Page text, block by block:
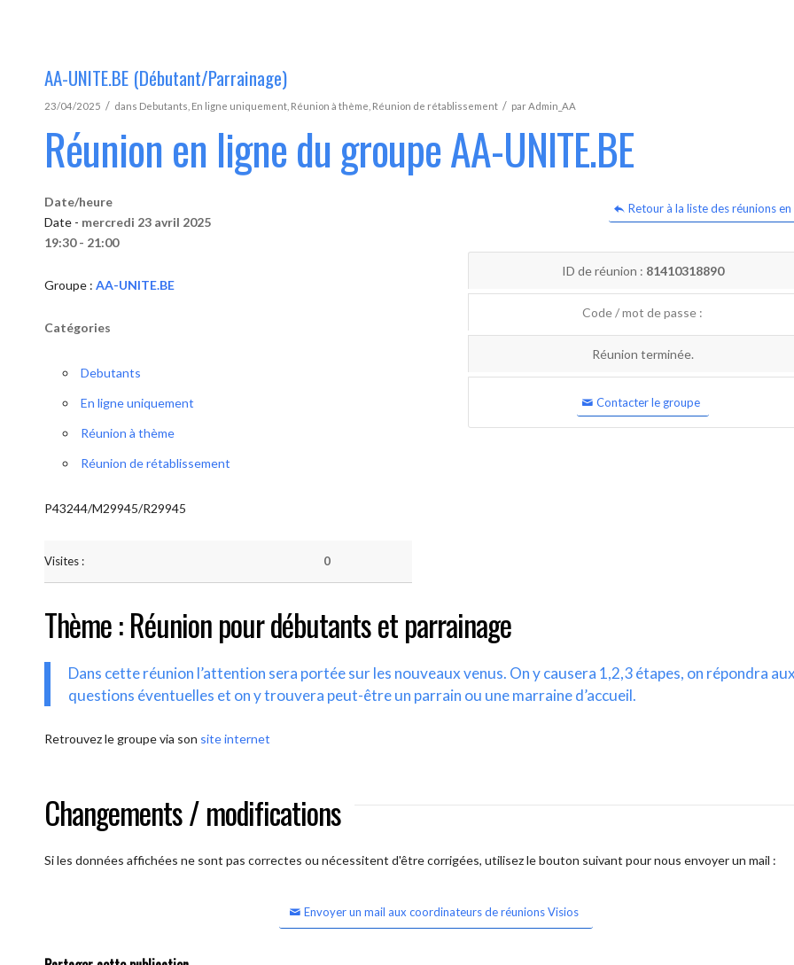
AA-UNITE.BE (Débutant/Parrainage)
23/04/2025 / dans Debutants En ligne uniquement Réunion à thème Réunion de rétablissement / parAdmin_AA
Réunion en ligne du groupe AA-UNITE.BE
Retour à la liste des réunions en
Date/heure
Date - mercredi 23 avril 2025
19:30 - 21:00
Groupe : AA-UNITE.BE
Catégories
Debutants
En ligne uniquement
Réunion à thème
Réunion de rétablissement
P43244/M29945/R29945
Visites : 0
ID de réunion : 81410318890
Code / mot de passe :
Réunion terminée.
Contacter le groupe
Thème : Réunion pour débutants et parrainage
Dans cette réunion l’attention sera portée sur les nouveaux venus. On y causera 1,2,3 étapes, on répondra
questions éventuelles et on y trouvera peut-être un parrain ou une marraine d’accueil.
Retrouvez le groupe via son site internet
Changements / modifications
Si les données affichées ne sont pas correctes ou nécessitent d'être corrigées, utilisez le bouton suivant pour nous envoyer un mail :
Envoyer un mail aux coordinateurs de réunions Visios